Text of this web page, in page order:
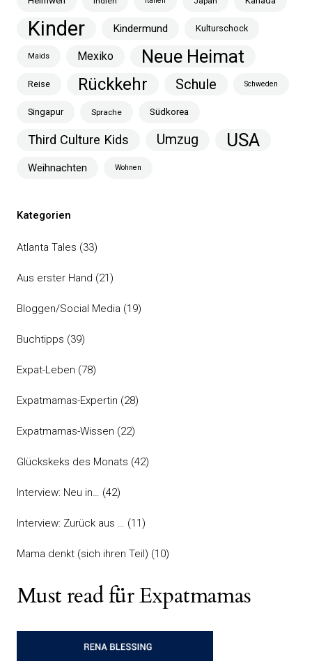
Kinder Kindermund Kulturschock
Maids Mexiko Neue Heimat
Reise Rückkehr Schule Schweden
Singapur Sprache Südkorea
Third Culture Kids Umzug USA
Weihnachten Wohnen
Kategorien
Atlanta Tales (33)
Aus erster Hand (21)
Bloggen/Social Media (19)
Buchtipps (39)
Expat-Leben (78)
Expatmamas-Expertin (28)
Expatmamas-Wissen (22)
Glückskeks des Monats (42)
Interview: Neu in… (42)
Interview: Zurück aus … (11)
Mama denkt (sich ihren Teil) (10)
Must read für Expatmamas